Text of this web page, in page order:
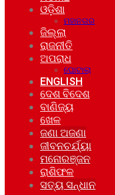
ଓଡ଼ିଶା
ମହାନଗର
ଜିଲ୍ଲା
ରାଜନୀତି
ଅପରାଧ
ଘୋଟାଲା
ENGLISH
ଦେଶ ବିଦେଶ
ବାଣିଜ୍ୟ
ଖେଳ
ଜଣା ଅଜଣା
ଜୀବନଚର୍ଯ୍ୟା
ମନୋରଞ୍ଜନ
ରାଶିଫଳ
ସତ୍ୟ ସନ୍ଧାନ